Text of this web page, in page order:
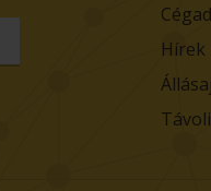
Hírek